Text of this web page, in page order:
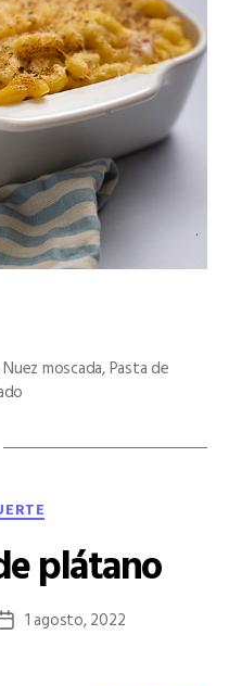
Nuez moscada,Pasta de
plátano
Fecha1 agosto, 2022